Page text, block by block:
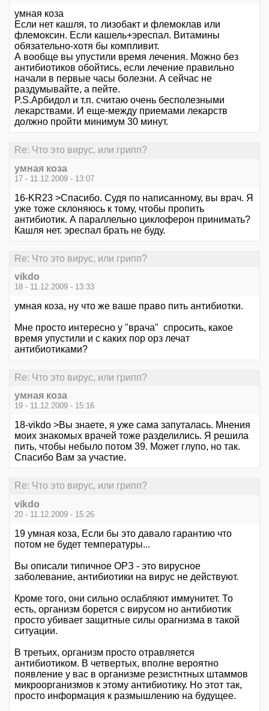
умная коза
Если нет кашля, то лизобакт и флемоклав или
флемоксин. Если кашель+эреспал. Витамины
обязательно-хотя бы компливит.
А вообще вы упустили время лечения. Можно без
антибиотиков обойтись, если лечение правильно
начали в первые часы болезни. А сейчас не
раздумывайте, а пейте.
P.S.Арбидол и т.п. считаю очень бесполезными
лекарствами. И еще-между приемами лекарств
должно пройти минимум 30 минут.
Re: Что это вирус, или грипп?
умная коза
17 - 11.12.2009 - 13:07
16-KR23 >Спасибо. Судя по написанному, вы врач. Я
уже тоже склоняюсь к тому, чтобы пропить
антибиотик. А параллельно циклоферон принимать?
Кашля нет. эреспал брать не буду.
Re: Что это вирус, или грипп?
vikdo
18 - 11.12.2009 - 13:33
умная коза, ну что же ваше право пить антибиотки.
Мне просто интересно у "врача" спросить, какое
время упустили и с каких пор орз лечат
антибиотиками?
Re: Что это вирус, или грипп?
умная коза
19 - 11.12.2009 - 15:16
18-vikdo >Вы знаете, я уже сама запуталась. Мнения
моих знакомых врачей тоже разделились. Я решила
пить, чтобы небыло потом 39. Может глупо, но так.
Спасибо Вам за участие.
Re: Что это вирус, или грипп?
vikdo
20 - 11.12.2009 - 15:26
19 умная коза, Если бы это давало гарантию что
потом не будет температуры...
Вы описали типичное ОРЗ - это вирусное
заболевание, антибиотики на вирус не действуют.
Кроме того, они сильно ослабляют иммунитет. То
есть, организм борется с вирусом но антибиотик
просто убивает защитные силы орагнизма в такой
ситуации.
В третьих, организм просто отравляется
антибиотиком. В четвертых, вполне вероятно
появление у вас в организме резистнтных штаммов
микроорганизмов к этому антибиотику. Но этот так,
просто информация к размышлению на будущее.